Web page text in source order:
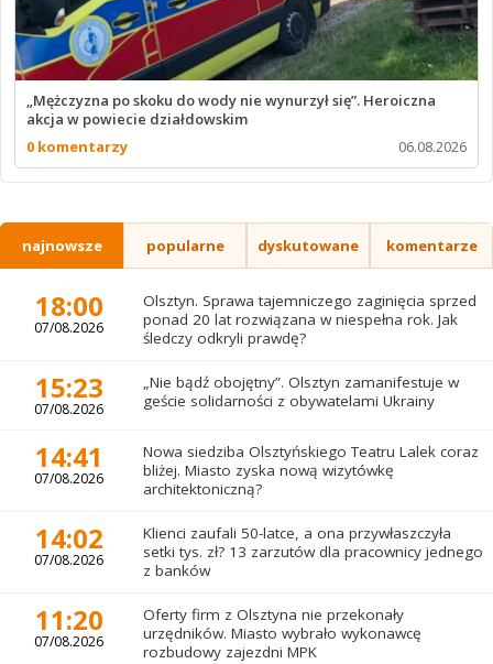
„Mężczyzna po skoku do wody nie wynurzył się”. Heroiczna
akcja w powiecie działdowskim
0 komentarzy
06.08.2026
najnowsze popularne dyskutowane komentarze
18:00
07/08.2026
Olsztyn. Sprawa tajemniczego zaginięcia sprzed
ponad 20 lat rozwiązana w niespełna rok. Jak
śledczy odkryli prawdę?
15:23
07/08.2026
„Nie bądź obojętny”. Olsztyn zamanifestuje w
geście solidarności z obywatelami Ukrainy
14:41
07/08.2026
Nowa siedziba Olsztyńskiego Teatru Lalek coraz
bliżej. Miasto zyska nową wizytówkę
architektoniczną?
14:02
07/08.2026
Klienci zaufali 50-latce, a ona przywłaszczyła
setki tys. zł? 13 zarzutów dla pracownicy jednego
z banków
11:20
07/08.2026
Oferty firm z Olsztyna nie przekonały
urzędników. Miasto wybrało wykonawcę
rozbudowy zajezdni MPK